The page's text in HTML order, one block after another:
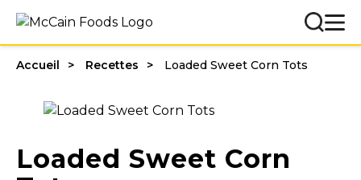
Accueil Recettes Loaded Sweet Corn Tots
Loaded Sweet Corn